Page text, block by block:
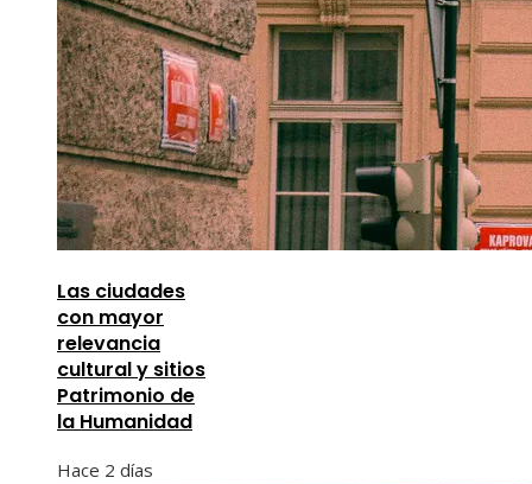
Las ciudades
con mayor
relevancia
cultural y sitios
Patrimonio de
la Humanidad
Hace 2 días